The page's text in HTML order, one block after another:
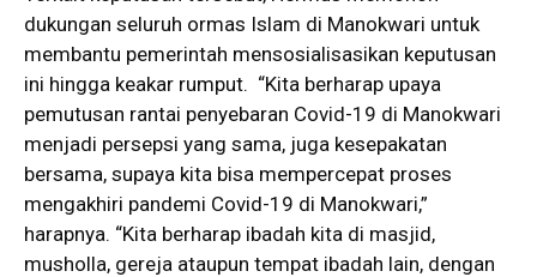
dukungan seluruh ormas Islam di Manokwari untuk
membantu pemerintah mensosialisasikan keputusan
ini hingga keakar rumput. “Kita berharap upaya
pemutusan rantai penyebaran Covid-19 di Manokwari
menjadi persepsi yang sama, juga kesepakatan
bersama, supaya kita bisa mempercepat proses
mengakhiri pandemi Covid-19 di Manokwari,”
harapnya. “Kita berharap ibadah kita di masjid,
musholla, gereja ataupun tempat ibadah lain, dengan